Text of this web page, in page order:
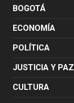
BOGOTÁ
ECONOMÍA
POLÍTICA
JUSTICIA Y PAZ
CULTURA